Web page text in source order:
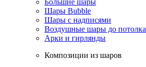
Шары Bubble
Шары с надписями
Воздушные шары до потолка
Арки и гирлянды
Композиции из шаров